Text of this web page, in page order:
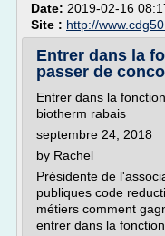
Date: 2019-02-16
Site : http://
Entrer dans la
passer de
Entrer dans la
biotherm rabais
septembre 24, 2018
by Rachel
Présidente de
publiques code
métiers comment
entrer dans la